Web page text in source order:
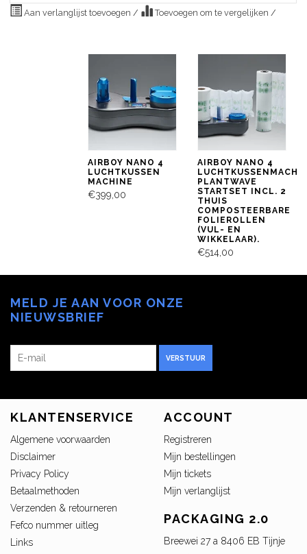
Aan verlanglijst toevoegen / Toevoegen om te vergelijken /
AIRBOY NANO 4
LUCHTKUSSEN
MACHINE
€399,00
AIRBOY NANO 4
PLANTWAVE
STARTSET INCL. 2
THUIS
COMPOSTEERBARE
FOLIEROLLEN
(VUL- EN
WIKKELAAR).
€514,00
MELD JE AAN VOOR ONZE
NIEUWSBRIEF
VERSTUUR
KLANTENSERVICE
Algemene voorwaarden
Disclaimer
Privacy Policy
Betaalmethoden
Verzenden & retourneren
Fefco nummer uitleg
Links
ACCOUNT
Registreren
Mijn bestellingen
Mijn tickets
Mijn verlanglijst
PACKAGING 2.0
Breewei 27 a 8406 EB Tijnje